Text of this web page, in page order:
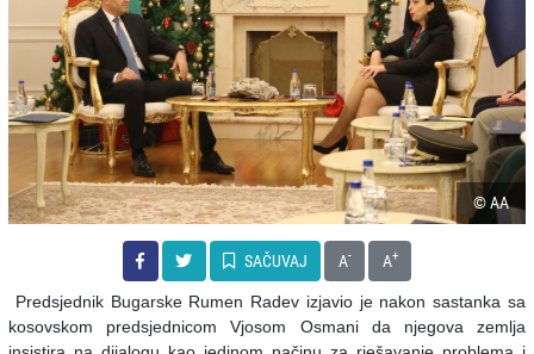
© AA
SAČUVAJ A- A+
Predsjednik Bugarske Rumen Radev izjavio je nakon sastanka sa
kosovskom predsjednicom Vjosom Osmani da njegova zemlja